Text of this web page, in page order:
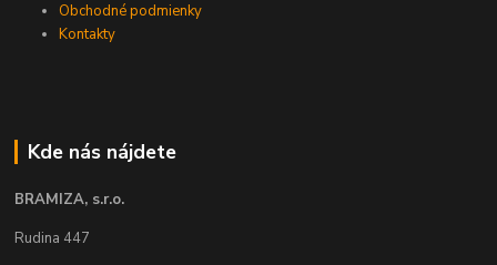
Obchodné podmienky
Kontakty
Kde nás nájdete
BRAMIZA, s.r.o.
Rudina 447